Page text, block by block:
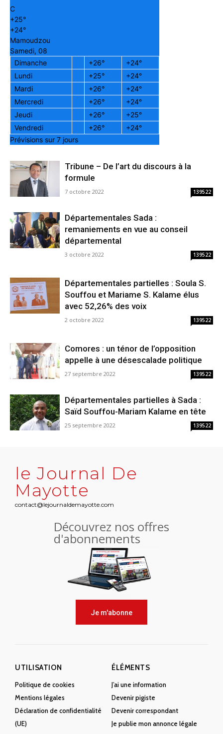
C
+25°
+24°
Mamoudzou
Samedi, 08
Dimanche
+26° +24°
Lundi
+25° +24°
Mardi
+26° +24°
Mercredi
+26° +24°
Jeudi
+26° +25°
Vendredi
+26° +24°
Prévisions sur 7 jours
Tribune – De l’art du discours à la
formule
7 octobre 2022 139522
Départementales Sada :
remaniements en vue au conseil
départemental
3 octobre 2022 139522
Départementales partielles : Soula S.
Souffou et Mariame S. Kalame élus
avec 52,26% des voix
2 octobre 2022 139522
Comores : un ténor de l’opposition
appelle à une désescalade politique
27 septembre 2022 139522
Départementales partielles à Sada :
Saïd Souffou-Mariam Kalame en tête
25 septembre 2022 139522
le Journal De
Mayotte
contact@lejournaldemayotte.com
Découvrez nos offres
d'abonnements
Je m'abonne
UTILISATION
Politique de cookies
Mentions légales
Déclaration de confidentialité
(UE)
ÉLÉMENTS
J’ai une information
Devenir pigiste
Devenir correspondant
Je publie mon annonce légale